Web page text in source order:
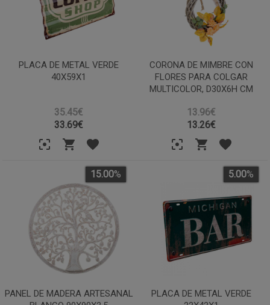
PLACA DE METAL VERDE
40X59X1
35.45€
33.69€
CORONA DE MIMBRE CON
FLORES PARA COLGAR
MULTICOLOR, D30X6H CM
13.96€
13.26€
PANEL DE MADERA ARTESANAL
15.00%
PLACA DE METAL VERDE
5.00%